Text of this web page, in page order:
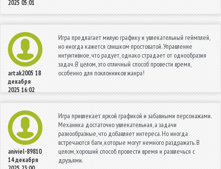
2025 05:01
artak2005 18
декабря
2025 16:02
Игра предлагает милую графику и увлекательный геймплей,
но иногда кажется слишком простоватой. Управление
интуитивное, что радует, однако страдает от однообразия
задач. В целом, это отличный способ провести время,
особенно для поклонников жанра!
aniviel-89810
14 декабря
Игра привлекает яркой графикой и забавными персонажами.
Механика достаточно увлекательная, а задачи
разнообразные, что добавляет интереса. Но иногда
встречаются баги, которые могут немного раздражать. В
целом, хороший способ провести время и развлечься с
друзьями.